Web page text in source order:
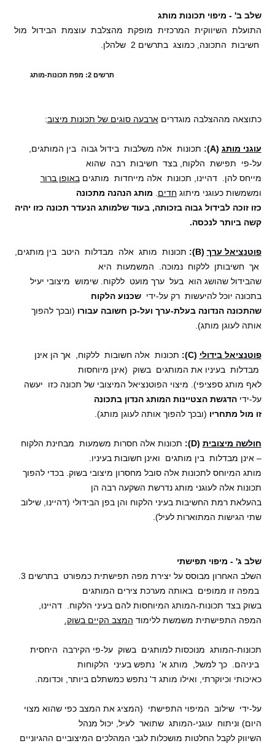
שלב ב' - מיפוי תכונות מותג
התועלת השיווקית המרכזית מופקת מהצלבת עוצמת הבידול מול
חשיבות התכונה, כמוצג בתרשים 2 שלהלן.
תרשים 2: מפת תכונות-מותג
כתוצאה מההצלבה מוגדריםארבעה סוגים של תכונות מיצוב:
עוגני מותג (A):
תכונות אלה משלבות בידול גבוה בין המותגים,
על-פי תפישת הלקוח, בצד חשיבות רבה שהוא
מייחס להן. דהיינו, תכונות אלה מייחדות מותגיםבאופן ברור
ומשמשות כעוגני מיתוגחדים
מותג הנהנה מתכונה
כזו זוכה לבידול גבוה בזכותה, בעוד שלמותג הנעדר תכונה כזו יהיה
קשה ביותר לנכסה.
פוטנציאל ערך (B):
תכונות מותג אלה מבדלות היטב בין מותגים,
אך חשיבותן ללקוח נמוכה. המשמעות היא
שהבידול שהושג הוא בעל ערך מועט ללקוח. שימוש מיצובי יעיל
בתכונה יוכל להיעשות רק על-ידישכנוע הלקוח
שהתכונה הנדונה בעלת-ערך ועל-כן חשובה עבורו (ובכך להפוך
אותה לעוגן מותג).
פוטנציאל בידולי (C): תכונות אלה חשובות ללקוח, אך הן אינן
מבדלות בעיניו את המותגים בשוק (אינן מיוחסות
לאף מותג ספציפי). מיצוי הפוטנציאל המיצובי של תכונה כזו יעשה
על-ידיהדגשת הצטיינות המותג הנדון בתכונה
זו מול מתחריו (ובכך להפוך אותה לעוגן מותג).
חולשה מיצובית (D):
תכונות אלה חסרות משמעות מבחינת הלקוח
– אינן מבדלות בין מותגים ואינן חשובות בעיניו.
מותג המיוחס לתכונות אלה סובל מחסרון מיצובי בשוק. בכדי להפוך
תכונות אלה לעוגני מותג נדרשת השקעה רבה הן
בהעלאת רמת החשיבות בעיני הלקוח והן בפן הבידולי (דהיינו, שילוב
שתי הגישות המתוארות לעיל).
שלב ג' - מיפוי תפישתי
במפה זו ממופים באותה מערכת צירים המותגים
בשוק בצד תכונות-המותג המיוחסות להם בעיני הלקוח. דהיינו,
המפה התפישתית משמשת ללימוד המצב הקיים בשוק.
תכונות-המותג מנוכסות למותגים בשוק על-פי הקירבה היחסית
ביניהם. כך למשל, מותג א' נתפש בעיני הלקוחות
כאיכותי וכיוקרתי, ואילו מותג ד' נתפש כמשתלם ביותר, וכדומה.
על-ידי שילוב המיפוי התפישתי (המציג את המצב כפי שהוא מצוי
היום) וניתוח עוגני-המותג שתואר לעיל, יכול מנהל
השיווק לקבל החלטות מושכלות לגבי המהלכים המיצוביים ההגיוניים